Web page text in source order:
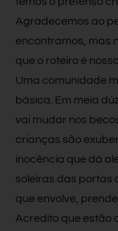
Agradecemos ao
encontramos, mas
que o roteiro é
Uma comunidade
básica. Em meia
vai mudar nos
crianças são
inocência que dá
soleiras das portas
que envolve,
Acredito que estão